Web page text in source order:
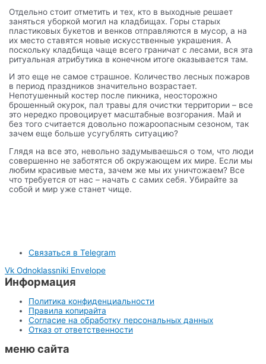
Отдельно стоит отметить и тех, кто в выходные решает
заняться уборкой могил на кладбищах. Горы старых
пластиковых букетов и венков отправляются в мусор, а на
их место ставятся новые искусственные украшения. А
поскольку кладбища чаще всего граничат с лесами, вся эта
ритуальная атрибутика в конечном итоге оказывается там.
И это еще не самое страшное. Количество лесных пожаров
в период праздников значительно возрастает.
Непотушенный костер после пикника, неосторожно
брошенный окурок, пал травы для очистки территории – все
это нередко провоцирует масштабные возгорания. Май и
без того считается довольно пожароопасным сезоном, так
зачем еще больше усугублять ситуацию?
Глядя на все это, невольно задумываешься о том, что люди
совершенно не заботятся об окружающем их мире. Если мы
любим красивые места, зачем же мы их уничтожаем? Все
что требуется от нас – начать с самих себя. Убирайте за
собой и мир уже станет чище.
Связаться в Telegram
Vk Odnoklassniki Envelope
Информация
Политика конфиденциальности
Правила копирайта
Согласие на обработку персональных данных
Отказ от ответственности
меню сайта